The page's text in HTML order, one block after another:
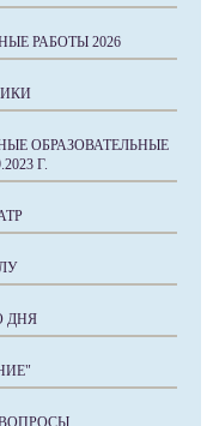
РАБОТЫ 2026
ОБРАЗОВАТЕЛЬНЫЕ
Г.
ДНЯ